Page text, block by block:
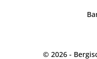
© 2026 -